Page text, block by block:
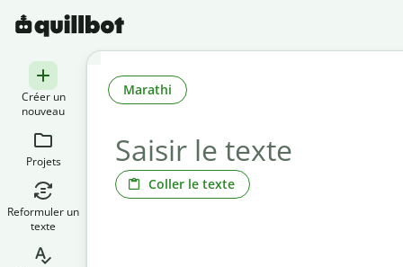
Créer un
nouveau
Projets
Reformuler un
texte
Coller le texte
Marathi